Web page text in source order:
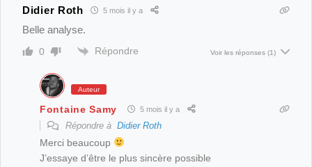
NOUVEAU ROMAN EN COURS : POLAR NOIR /
WESTERN
PERTURBANTE VISITE (Nouvelle : thriller noir / drame
familial)
RECUEIL : du noir plus noir que noir !
Didier Roth 5 mois il y a
Belle analyse.
0 Répondre Voir les réponses (1)
Auteur
Fontaine Samy 5 mois il y a
Répondre à Didier Roth
Merci beaucoup
J’essaye d’être le plus sincère possible